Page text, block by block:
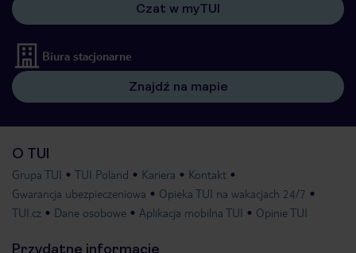
Czat w myTUI
Biura stacjonarne
Znajdź na mapie
O TUI
Grupa TUI TUI Poland Kariera
Kontakt
Gwarancja ubezpieczeniowa
Opieka TUI na wakacjach 24/7
TUI.cz
Dane osobowe Aplikacja mobilna TUI Opinie TUI
Przydatne informacje